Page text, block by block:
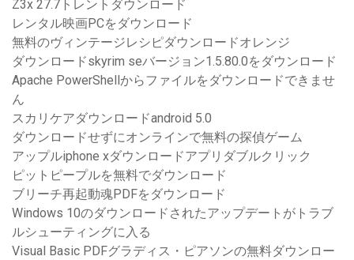
Z3x 27.7トレントダウンロード
レンタル映画PCをダウンロード
無料のヴィンテージレシピダウンロードオレンジ
ダウンロードskyrim seバージョン1.5.80.0をダウンロード
Apache PowerShellからファイルをダウンロードできませ
ん
スカリケアダウンロードandroid 5.0
ダウンロードせずにオンラインで無料の探偵ゲーム
アップルiphone xダウンロードアプリダブルクリック
ピットピープルを無料でダウンロード
ブリーチ再起動魂PDFをダウンロード
Windows 10のダウンロードされたアップデートがトラブ
ルシューティングに入る
Visual Basic PDFグラディス・ピアソンの無料ダウンロー